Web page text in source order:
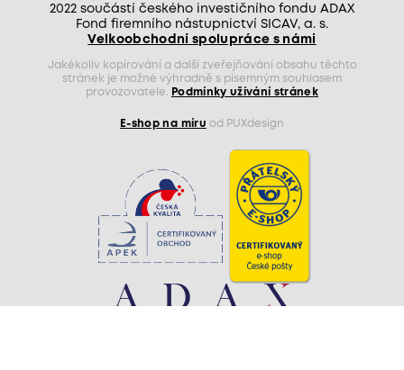
2022 součástí českého investičního fondu ADAX
Fond firemního nástupnictví SICAV, a. s.
Velkoobchodní spolupráce s námi
Jakékoliv kopírování a další zveřejňování obsahu těchto
stránek je možné výhradně s písemným souhlasem
provozovatele.
Podmínky užívání stránek
E-shop na míru od PUXdesign